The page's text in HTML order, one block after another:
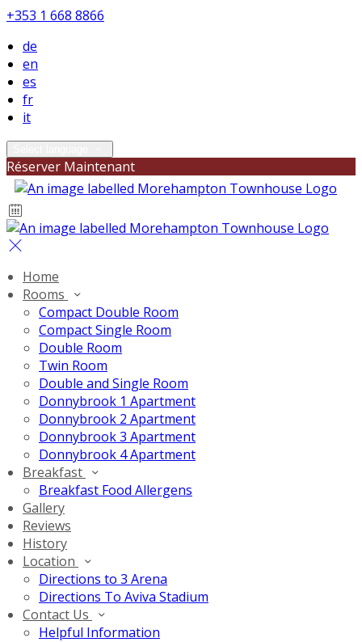
+353 1 668 8866
de
en
es
fr
it
Réserver Maintenant
Home
Rooms
Compact Double Room
Compact Single Room
Double Room
Twin Room
Double and Single Room
Donnybrook 1 Apartment
Donnybrook 2 Apartment
Donnybrook 3 Apartment
Donnybrook 4 Apartment
Breakfast
Breakfast Food Allergens
Gallery
Reviews
History
Location
Directions to 3 Arena
Directions To Aviva Stadium
Contact Us
Helpful Information